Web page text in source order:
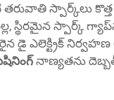
తరువాతి స్పార్క్‌లు
స్థిరమైన స్పార్క్
డై ఎలెక్ట్రిక్
నాణ్యతను